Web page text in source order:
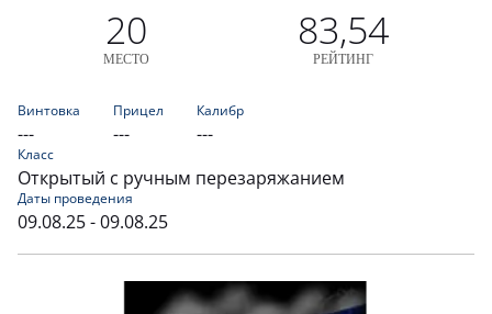
20
МЕСТО
83,54
РЕЙТИНГ
Винтовка
---
Прицел
---
Калибр
---
Класс
Открытый с ручным перезаряжанием
Даты проведения
09.08.25 - 09.08.25